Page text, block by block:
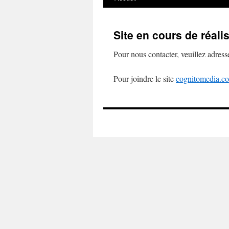
Site en cours de
Pour nous contacter, veuillez
Pour joindre le site